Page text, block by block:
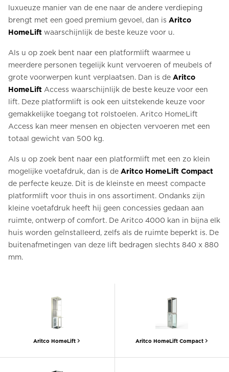
luxueuze manier van de ene naar de andere verdieping
brengt met een goed premium gevoel, dan is Aritco
HomeLift waarschijnlijk de beste keuze voor u.
Als u op zoek bent naar een platformlift waarmee u
meerdere personen tegelijk kunt vervoeren of meubels of
grote voorwerpen kunt verplaatsen. Dan is de Aritco
HomeLift Access waarschijnlijk de beste keuze voor een
lift. Deze platformlift is ook een uitstekende keuze voor
gemakkelijke toegang tot rolstoelen. Aritco HomeLift
Access kan meer mensen en objecten vervoeren met een
totaal gewicht van 500 kg.
Als u op zoek bent naar een platformlift met een zo klein
mogelijke voetafdruk, dan is de Aritco HomeLift Compact
de perfecte keuze. Dit is de kleinste en meest compacte
platformlift voor thuis in ons assortiment. Ondanks zijn
kleine voetafdruk heeft hij geen concessies gedaan aan
ruimte, ontwerp of comfort. De Aritco 4000 kan in bijna elk
huis worden geïnstalleerd, zelfs als de ruimte beperkt is. De
buitenafmetingen van deze lift bedragen slechts 840 x 880
mm.
Aritco HomeLift Aritco HomeLift Compact